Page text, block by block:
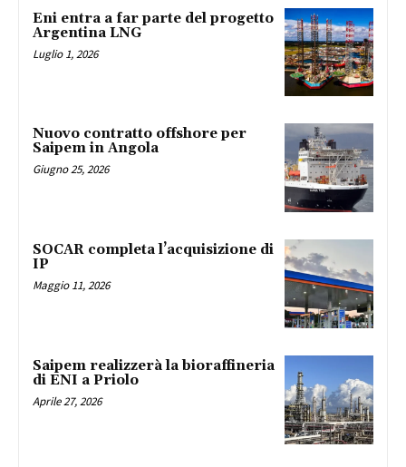
Eni entra a far parte del progetto
Argentina LNG
Luglio 1, 2026
Nuovo contratto offshore per
Saipem in Angola
Giugno 25, 2026
SOCAR completa l’acquisizione di
IP
Maggio 11, 2026
Saipem realizzerà la bioraffineria
di ENI a Priolo
Aprile 27, 2026